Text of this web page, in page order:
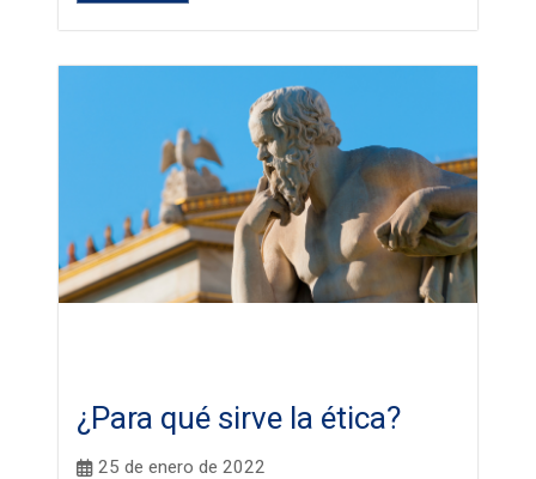
¿Para qué sirve la ética?
25 de enero de 2022